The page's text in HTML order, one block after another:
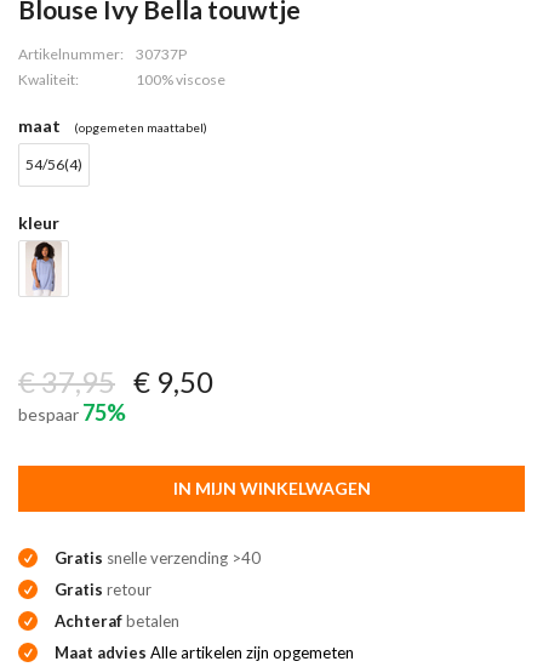
Blouse Ivy Bella touwtje
Artikelnummer:
30737P
Kwaliteit:
100% viscose
maat (opgemeten maattabel)
54/56(4)
kleur
€ 37,95 € 9,50
bespaar 75%
IN MIJN WINKELWAGEN
Gratis snelle verzending >40
Gratis retour
Achterafbetalen
Maat advies Alle artikelen zijn opgemeten